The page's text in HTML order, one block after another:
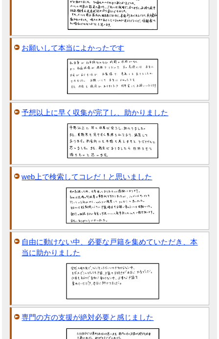
お願いして本当によかったです
予想以上に早く収集が完了し、助かりました
web上で検索してコレだ！と思いました
自由に動けない中、必要な戸籍を集めていただき、本
当に助かりました
専門の方の支援が絶対必要と感じました